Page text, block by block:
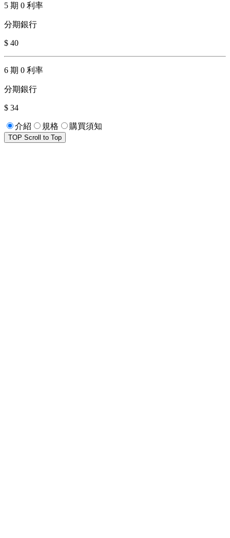
5 期 0 利率
分期銀行
$ 40
6 期 0 利率
分期銀行
$ 34
介紹 規格 購買須知
TOP Scroll to Top